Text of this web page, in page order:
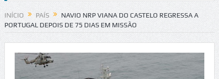
no IC2 em Alcobaça Igreja do Castelo de Cerveira assegura
INÍCIO PAÍS
NAVIO NRP VIANA DO CASTELO REGRESSA A
PORTUGAL DEPOIS DE 75 DIAS EM MISSÃO